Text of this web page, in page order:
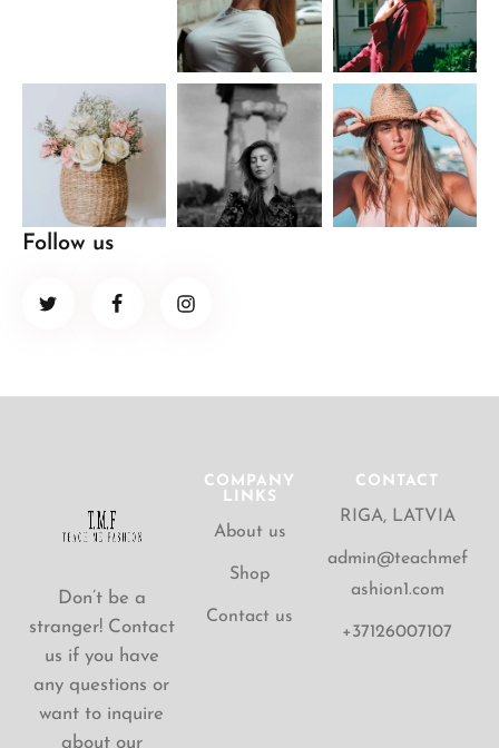
Follow us
Don’t be a
stranger! Contact
us if you have
any questions or
want to inquire
about our
COMPANY
LINKS
About us
Shop
Contact us
CONTACT
RIGA, LATVIA
admin@teachmef
ashion1.com
+37126007107